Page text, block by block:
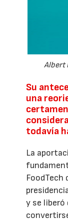
Albert
Su
una
todavía
La
FoodTech
y se liberó